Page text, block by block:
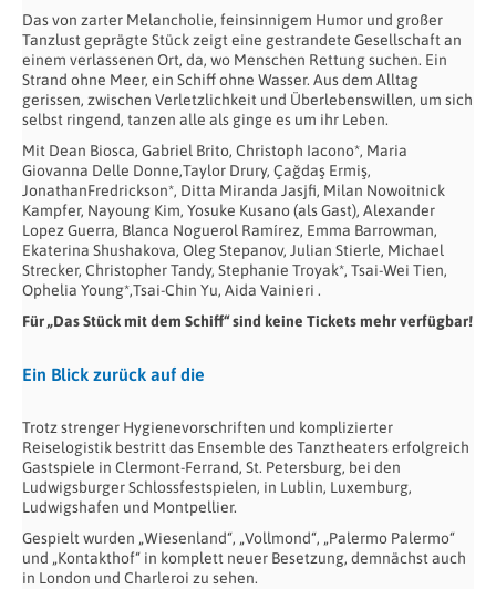
Das von zarter Melancholie, feinsinnigem Humor und großer
Tanzlust geprägte Stück zeigt eine gestrandete Gesellschaft an
einem verlassenen Ort, da, wo Menschen Rettung suchen. Ein
Strand ohne Meer, ein Schiff ohne Wasser. Aus dem Alltag
gerissen, zwischen Verletzlichkeit und Überlebenswillen, um sich
selbst ringend, tanzen alle als ginge es um ihr Leben.
Mit Dean Biosca, Gabriel Brito, Christoph Iacono*, Maria
Giovanna Delle Donne,Taylor Drury, Çağdaş Ermiş,
JonathanFredrickson*, Ditta Miranda Jasjfi, Milan Nowoitnick
Kampfer, Nayoung Kim, Yosuke Kusano (als Gast), Alexander
Lopez Guerra, Blanca Noguerol Ramírez, Emma Barrowman,
Ekaterina Shushakova, Oleg Stepanov, Julian Stierle, Michael
Strecker, Christopher Tandy, Stephanie Troyak*, Tsai-Wei Tien,
Ophelia Young*,Tsai-Chin Yu, Aida Vainieri .
Für „Das Stück mit dem Schiff“ sind keine Tickets mehr verfügbar!
Ein Blick zurück auf die
Trotz strenger Hygienevorschriften und komplizierter
Reiselogistik bestritt das Ensemble des Tanztheaters erfolgreich
Gastspiele in Clermont-Ferrand, St. Petersburg, bei den
Ludwigsburger Schlossfestspielen, in Lublin, Luxemburg,
Ludwigshafen und Montpellier.
Gespielt wurden „Wiesenland“, „Vollmond“, „Palermo Palermo“
und „Kontakthof“ in komplett neuer Besetzung, demnächst auch
in London und Charleroi zu sehen.